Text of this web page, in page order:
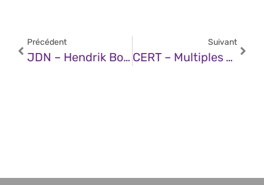
Précédent
JDN – Hendrik Bourgeois (Mastercard) : « Mastercard A Investi 10,7 Milliards De Dollars Dans La Cybersécurité Depuis 2018 »
Suivant
CERT – Multiples Vulnérabilités Dans Le Noyau Linux De Red Hat (03 Octobre 2025)